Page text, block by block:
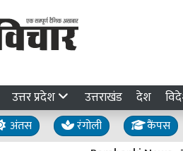
उत्तर प्रदेश उत्तराखंड देश
अंतस रंगोली कैंपस